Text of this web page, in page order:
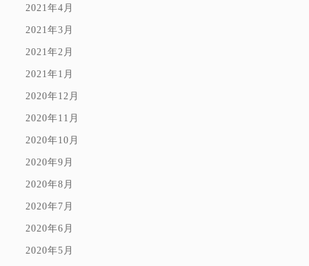
2021年4月
2021年3月
2021年2月
2021年1月
2020年12月
2020年11月
2020年10月
2020年9月
2020年8月
2020年7月
2020年6月
2020年5月